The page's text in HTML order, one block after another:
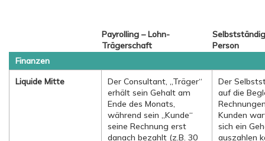
Payrolling – Lohn-
Trägerschaft
Person
Finanzen
Liquide Mitte
Der Consultant, „Träger“
erhält sein Gehalt am
Ende des Monats,
während sein „Kunde“
seine Rechnung erst
danach bezahlt (z.B. 30
Der
auf die
Kunden
sich ein
auszahlen